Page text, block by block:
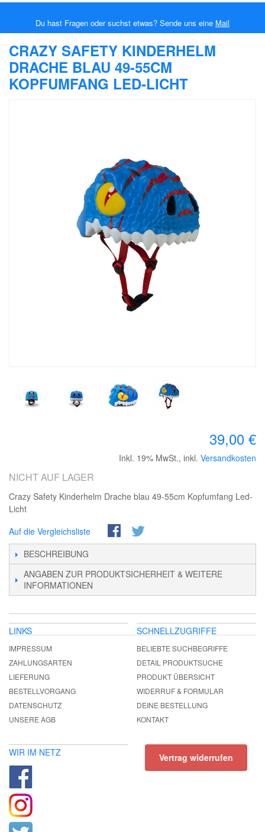
Du hast Fragen oder suchst etwas? Sende uns eine Mail
CRAZY SAFETY KINDERHELM
DRACHE BLAU 49-55CM
KOPFUMFANG LED-LICHT
39,00 €
Inkl. 19% MwSt., inkl. Versandkosten
NICHT AUF LAGER
Crazy Safety Kinderhelm Drache blau 49-55cm Kopfumfang Led-
Licht
Auf die Vergleichsliste
BESCHREIBUNG
ANGABEN ZUR PRODUKTSICHERHEIT & WEITERE
INFORMATIONEN
LINKS
IMPRESSUM
ZAHLUNGSARTEN
LIEFERUNG
BESTELLVORGANG
DATENSCHUTZ
UNSERE AGB
SCHNELLZUGRIFFE
BELIEBTE SUCHBEGRIFFE
DETAIL PRODUKTSUCHE
PRODUKT ÜBERSICHT
WIDERRUF & FORMULAR
DEINE BESTELLUNG
KONTAKT
WIR IM NETZ Vertrag widerrufen